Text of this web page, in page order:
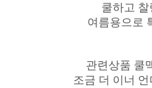
쿨하고
여름용으로
관련상품 쿨
조금 더 이너 언